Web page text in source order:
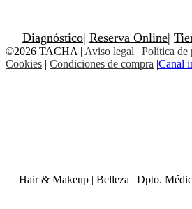
Diagnóstico| Reserva Online|
©2026 TACHA | Aviso legal | Política de
Cookies | Condiciones de compra |Canal
Hair & Makeup | Belleza | Dpto.